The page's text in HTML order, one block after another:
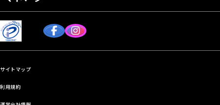
サイトマップ
利用規約